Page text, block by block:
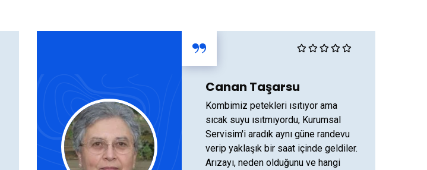
“
Canan Taşarsu
Kombimiz petekleri ısıtıyor ama
sıcak suyu ısıtmıyordu, Kurumsal
Servisim'i aradık aynı güne randevu
verip yaklaşık bir saat içinde geldiler.
Arızayı, neden olduğunu ve hangi